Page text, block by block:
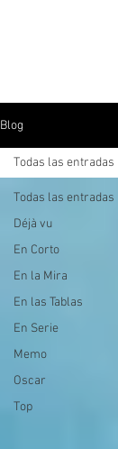
Blog
Todas las entradas
Déjà vu
En Corto
En la Mira
En las Tablas
En Serie
Memo
Oscar
Top
Todas las entradas